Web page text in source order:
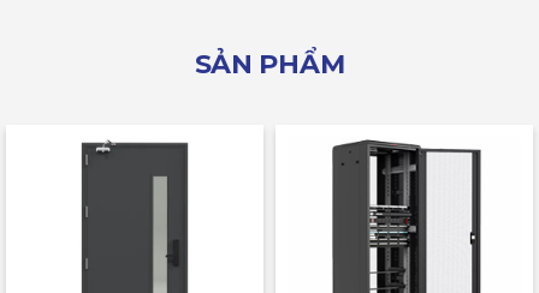
SẢN PHẨM